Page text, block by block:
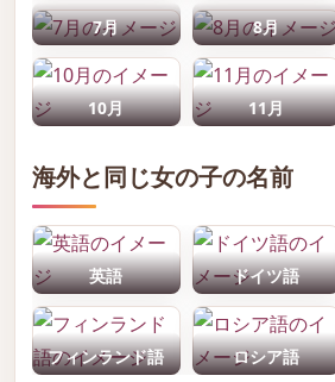
7月 8月
10月 11月
海外と同じ女の子の名前
英語 ドイツ語
フィンランド語 ロシア語